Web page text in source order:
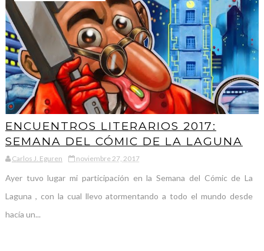
ENCUENTROS LITERARIOS 2017:
SEMANA DEL CÓMIC DE LA LAGUNA
Carlos J. Eguren noviembre 27, 2017
Ayer tuvo lugar mi participación en la Semana del Cómic de La
Laguna , con la cual llevo atormentando a todo el mundo desde
hacía un...